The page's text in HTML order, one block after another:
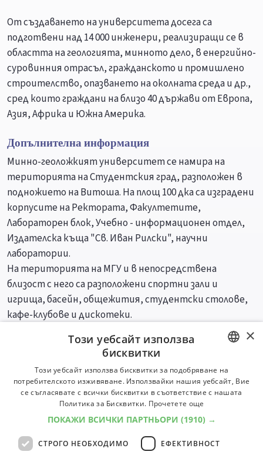
От създаването на университета досега са
подготвени над 14 000 инженери, реализиращи се в
областта на геологията, минното дело, в енергийно-
суровинния отрасъл, гражданското и промишлено
строителство, опазването на околната среда и др.,
сред които граждани на близо 40 държави от Европа,
Азия, Африка и Южна Америка.
Допълнителна информация
Минно-геоложкият университет се намира на
територията на Студентския град, разположен в
подножието на Витоша. На площ 100 дка са изградени
корпусите на Ректората, Факултетите,
Лабораторен блок, Учебно - информационен отдел,
Издателска къща "Св. Иван Рилски", научни
лаборатории.
На територията на МГУ и в непосредствена
близост с него са разположени спортни зали и
игрища, басейн, общежития, студентски столове,
кафе-клубове и дискотеки.
Специалности Професии
BULGARIAN
ENGLISH
×
Този уебсайт използва
бисквитки
Този уебсайт използва бисквитки за подобряване на
потребителското изживяване. Използвайки нашия уебсайт, Вие
се съгласявате с всички бисквитки в съответствие с нашата
Политика за Бисквитки. Прочетете още
ПОКАЖИ ВСИЧКИ ПАРТНЬОРИ (1910) →
СТРОГО НЕОБХОДИМО ЕФЕКТИВНОСТ